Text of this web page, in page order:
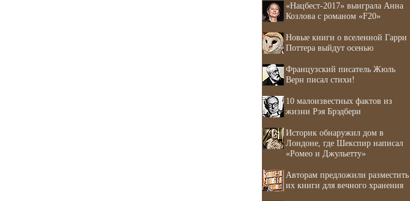
«Нацбест-2017» выиграла Анна
Козлова с романом «F20»
Новые книги о вселенной Гарри
Поттера выйдут осенью
Французский писатель Жюль
Верн писал стихи!
10 малоизвестных фактов из
жизни Рэя Брэдбери
Историк обнаружил дом в
Лондоне, где Шекспир написал
«Ромео и Джульетту»
Авторам предложили разместить
их книги для вечного хранения